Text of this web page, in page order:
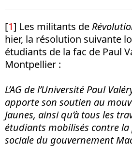
[1] Les militants de
hier, la résolution suivante
étudiants de la fac de Paul
Montpellier :
L’AG de l’Université Paul
apporte son soutien au
Jaunes, ainsi qu’à tous les
étudiants mobilisés contre
sociale du gouvernement